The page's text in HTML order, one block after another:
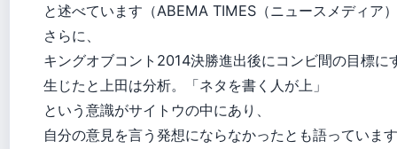
と述べています（ABEMA TIMES（ニュースメディア
さらに、
キングオブコント2014決勝進出後にコンビ間の目標に
生じたと上田は分析。「ネタを書く人が上」
という意識がサイトウの中にあり、
自分の意見を言う発想にならなかったとも語っています